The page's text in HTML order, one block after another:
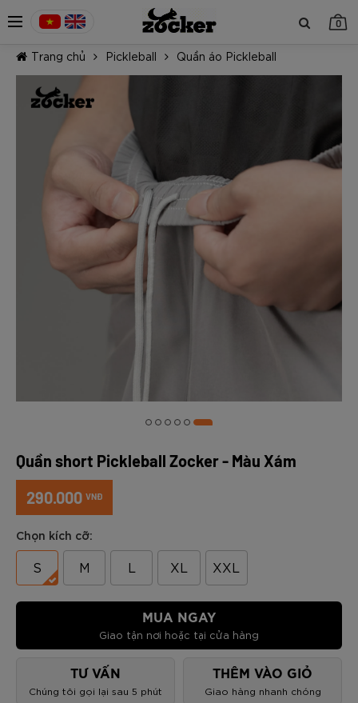
0
TIẾP TỤC MUA HÀNG
Trang chủ Pickleball Quần áo Pickleball
Quần short Pickleball Zocker - Màu Xám
290.000 VNĐ
Chọn kích cỡ:
S M L XL XXL
MUA NGAY
Giao tận nơi hoặc tại cửa hàng
TƯ VẤN
Chúng tôi gọi lại sau 5 phút
THÊM VÀO GIỎ
Giao hàng nhanh chóng